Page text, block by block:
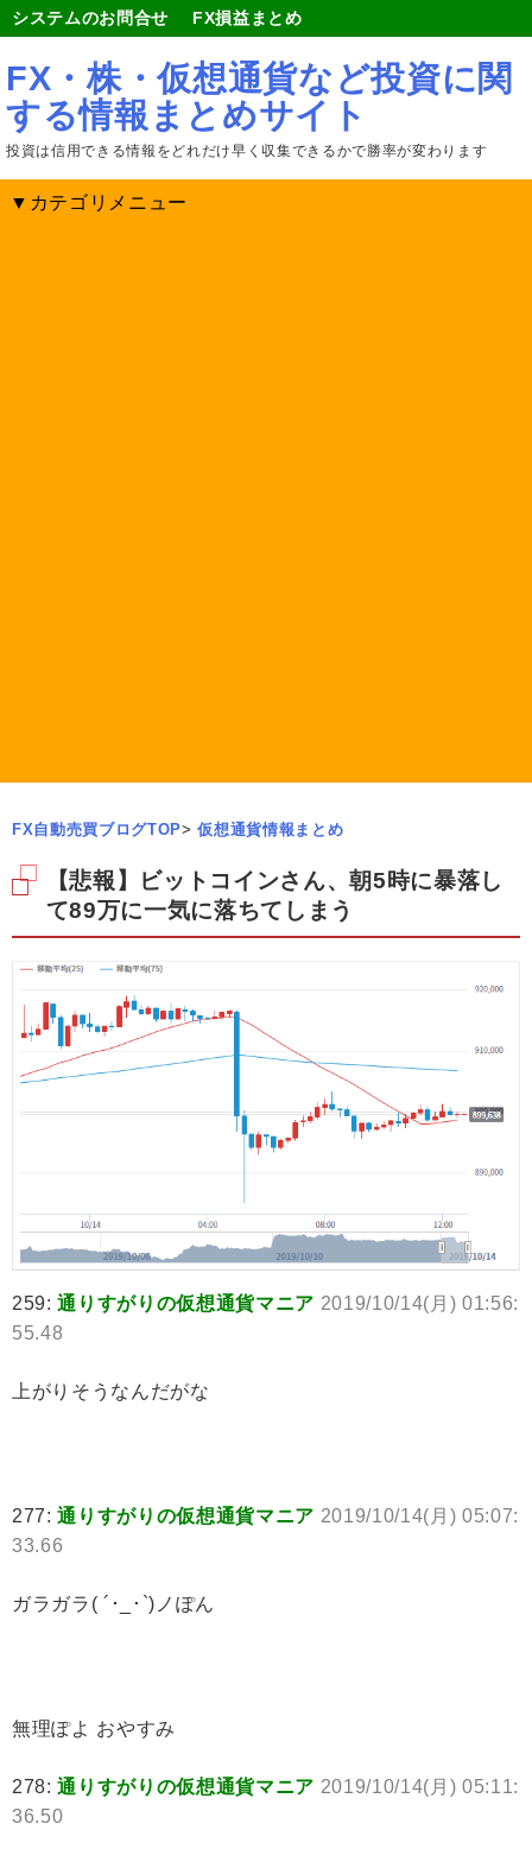
システムのお問合せ FX損益まとめ
FX・株・仮想通貨など投資に関
する情報まとめサイト
投資は信用できる情報をどれだけ早く収集できるかで勝率が変わります
▼カテゴリメニュー
FX自動売買ブログTOP> 仮想通貨情報まとめ
【悲報】ビットコインさん、朝5時に暴落し
て89万に一気に落ちてしまう
259:通りすがりの仮想通貨マニア 2019/10/14(月) 01:56:
55.48
上がりそうなんだがな
277:通りすがりの仮想通貨マニア 2019/10/14(月) 05:07:
33.66
ガラガラ( ´･_･`)ノぽん
無理ぽよ おやすみ
278:通りすがりの仮想通貨マニア 2019/10/14(月) 05:11:
36.50